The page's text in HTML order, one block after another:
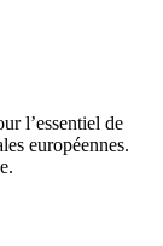
l’essentiel de
européennes.